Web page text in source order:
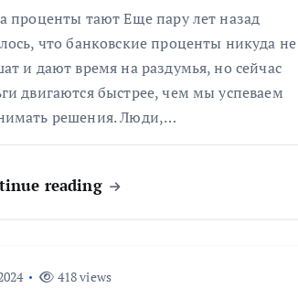
проценты тают Еще пару лет назад
что банковские проценты никуда не
и дают время на раздумья, но сейчас
двигаются быстрее, чем мы успеваем
решения. Люди,…
reading
418 views